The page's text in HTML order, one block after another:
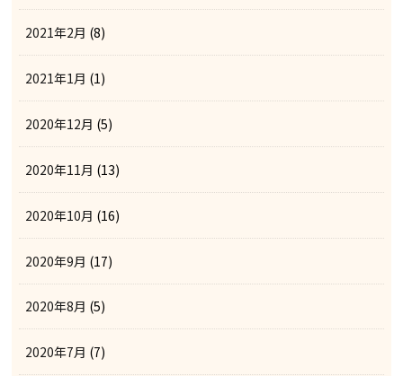
2021年2月 (8)
2021年1月 (1)
2020年12月 (5)
2020年11月 (13)
2020年10月 (16)
2020年9月 (17)
2020年8月 (5)
2020年7月 (7)